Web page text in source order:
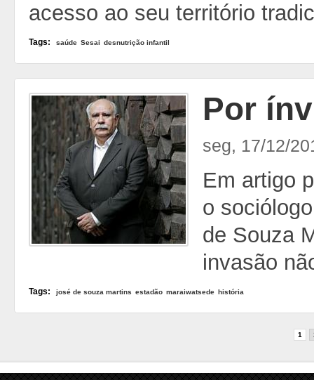
acesso ao seu território
Tags: saúde Sesai desnutrição infantil
Por
seg, 17/12/
Em artigo
o
de Souza
invasão
Tags: josé de souza martins estadão maraiwatsede história
1